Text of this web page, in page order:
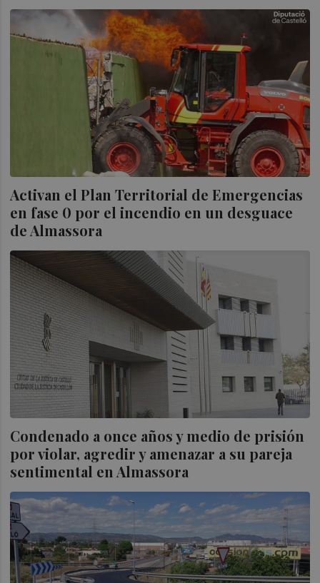
Activan el Plan Territorial de Emergencias
en fase 0 por el incendio en un desguace
de Almassora
Condenado a once años y medio de prisión
por violar, agredir y amenazar a su pareja
sentimental en Almassora